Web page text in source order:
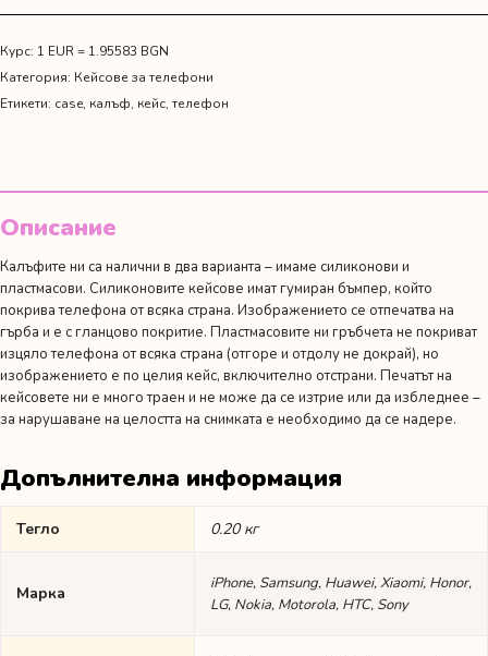
superpower"
Курс: 1 EUR = 1.95583 BGN
Категория: Кейсове за телефони
Етикети: case, калъф, кейс, телефон
Описание
Калъфите ни са налични в два варианта – имаме силиконови и
пластмасови. Силиконовите кейсове имат гумиран бъмпер, който
покрива телефона от всяка страна. Изображението се отпечатва на
гърба и е с гланцово покритие. Пластмасовите ни гръбчета не покриват
изцяло телефона от всяка страна (отгоре и отдолу не докрай), но
изображението е по целия кейс, включително отстрани. Печатът на
кейсовете ни е много траен и не може да се изтрие или да избледнее –
за нарушаване на целостта на снимката е необходимо да се надере.
Допълнителна информация
Тегло 0.20 кг
Марка
iPhone, Samsung, Huawei, Xiaomi, Honor,
LG, Nokia, Motorola, HTC, Sony